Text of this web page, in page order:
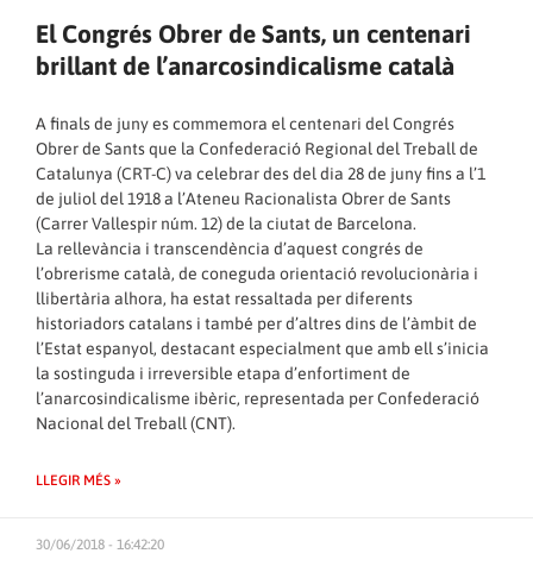
El Congrés Obrer de Sants, un centenari
brillant de l’anarcosindicalisme català
A finals de juny es commemora el centenari del Congrés
Obrer de Sants que la Confederació Regional del Treball de
Catalunya (CRT-C) va celebrar des del dia 28 de juny fins a l’1
de juliol del 1918 a l’Ateneu Racionalista Obrer de Sants
(Carrer Vallespir núm. 12) de la ciutat de Barcelona.
La rellevància i transcendència d’aquest congrés de
l’obrerisme català, de coneguda orientació revolucionària i
llibertària alhora, ha estat ressaltada per diferents
historiadors catalans i també per d’altres dins de l’àmbit de
l’Estat espanyol, destacant especialment que amb ell s’inicia
la sostinguda i irreversible etapa d’enfortiment de
l’anarcosindicalisme ibèric, representada per Confederació
Nacional del Treball (CNT).
LLEGIR MÉS »
30/06/2018 - 16:42:20